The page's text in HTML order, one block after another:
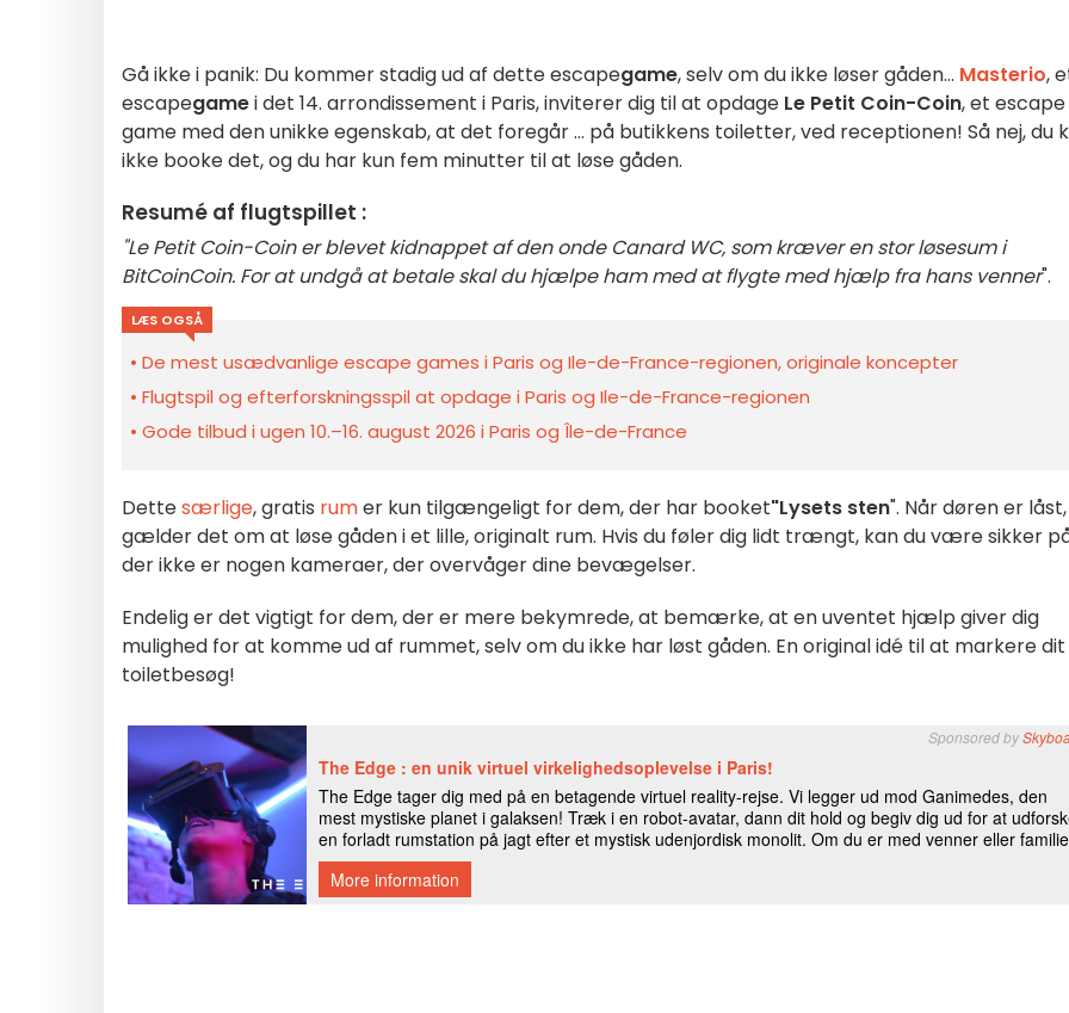
Gå ikke i panik: Du kommer stadig ud af dette escapegame, selv om du ikke løser gåden... Masterio,
escapegamei det 14. arrondissement i Paris, inviterer dig til at opdage Le Petit Coin-Coin, et escape
game med den unikke egenskab, at det foregår ... på butikkens toiletter, ved receptionen! Så nej, du
ikke booke det, og du har kun fem minutter til at løse gåden.
Resumé af flugtspillet :
"Le Petit Coin-Coin er blevet kidnappet af den onde Canard WC, som kræver en stor løsesum i
BitCoinCoin. For at undgå at betale skal du hjælpe ham med at flygte med hjælp fra hans venner".
LÆS OGSÅ
De mest usædvanlige escape games i Paris og Ile-de-France-regionen, originale koncepter
Flugtspil og efterforskningsspil at opdage i Paris og Ile-de-France-regionen
Gode tilbud i ugen 10.–16. august 2026 i Paris og Île-de-France
Dettesærlige, gratis rumer kun tilgængeligt for dem, der har booket"Lysets sten". Når døren er låst,
gælder det om at løse gåden i et lille, originalt rum. Hvis du føler dig lidt trængt, kan du være sikker
der ikke er nogen kameraer, der overvåger dine bevægelser.
Endelig er det vigtigt for dem, der er mere bekymrede, at bemærke, at en uventet hjælp giver dig
mulighed for at komme ud af rummet, selv om du ikke har løst gåden. En original idé til at markere dit
toiletbesøg!